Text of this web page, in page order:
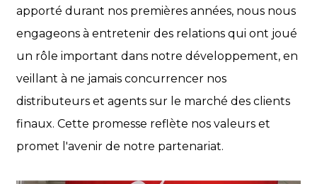
apporté durant nos premières années, nous nous
engageons à entretenir des relations qui ont joué
un rôle important dans notre développement, en
veillant à ne jamais concurrencer nos
distributeurs et agents sur le marché des clients
finaux. Cette promesse reflète nos valeurs et
promet l'avenir de notre partenariat.